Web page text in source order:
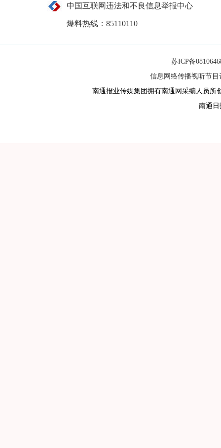
中国互联网违法和不良信息举报中心
爆料热线：85110110
苏ICP备
信息网络传播视听节目
南通报业传媒集团拥有南通网采编人员所
南通日